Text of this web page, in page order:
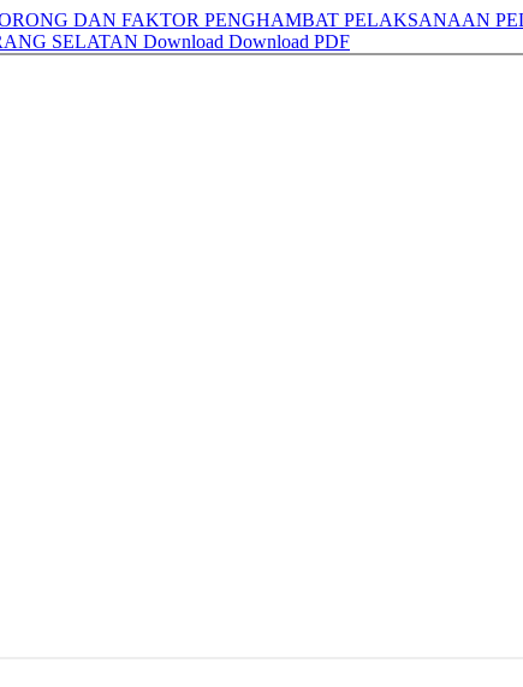
DAN FAKTOR PENGHAMBAT PELAKSANAAN
SELATAN Download Download PDF